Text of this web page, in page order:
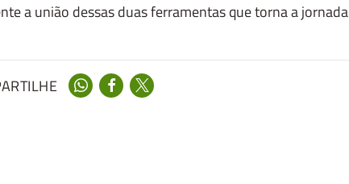
a união dessas duas ferramentas que torna a jornada